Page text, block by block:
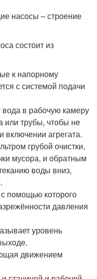
насосы – строение
состоит из
к напорному
с системой подачи
вода в рабочую камеру
или трубы, чтобы не
агрегата.
грубой очистки,
мусора, и обратным
воды вниз,
помощью которого
давления
уровень
движением